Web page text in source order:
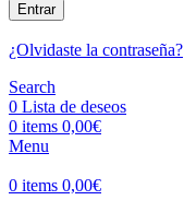
Entrar
¿Olvidaste la contraseña?
Search
0 Lista de deseos
0 items 0,00€
Menu
0 items 0,00€